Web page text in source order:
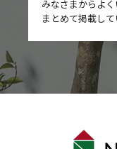
みなさまからよ
まとめて掲載して